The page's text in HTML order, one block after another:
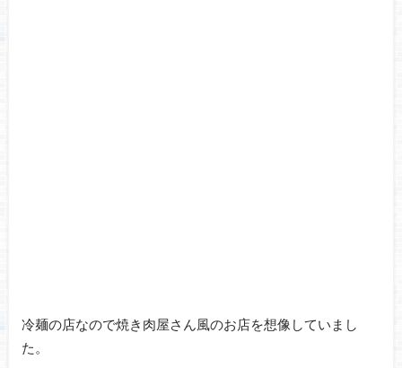
冷麺の店なので焼き肉屋さん風のお店を想像していまし
た。